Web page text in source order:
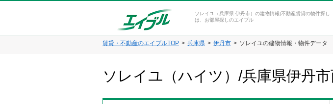
ソレイユ（兵庫県 伊丹市）の建物情報|不動産賃貸の物件探し
は、お部屋探しのエイブル
賃貸・不動産のエイブルTOP 兵庫県 伊丹市 ソレイユの建物情報・物件データ
ソレイユ（ハイツ）/兵庫県伊丹